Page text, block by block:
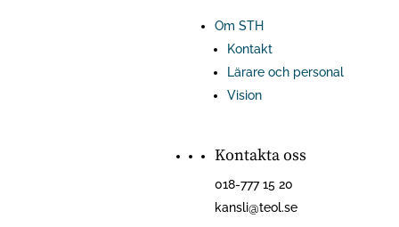
Om STH
Kontakt
Lärare och personal
Vision
Kontakta oss
018-777 15 20
kansli@teol.se